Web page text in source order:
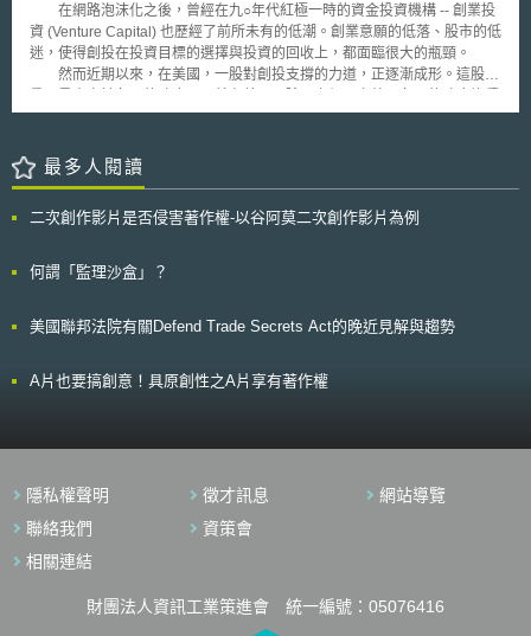
全性。 （7）人工智慧應採取適當技術與組織上的措施管理之：為了符合
GDPR第24條及第25條規定，聯邦資料保護監督機關應確認，控管者或處
理者採用適當的現有技術及組織措施予以保障個人資料。 綜上所述，
Hambacher宣言內容旨在要求，人工智慧在蒐集、處理及利用個人資料
和臉書一樣，作為資料處理的共同責任者。蓋管理者係運用臉書提供的設定
參數，將粉絲專頁的近用者資料蒐集處理，應該負共同責任。因此歐盟法院
判決，利用臉書平台經營粉絲專頁，並獲取臉書相關服務的管理者
（administrator），並不能免於個資保護法律的法遵義務。 另外依據德
機，審查公共機構粉絲頁面的合法性與是否遵守法律規定，並在必要時說服
Facebook調整資料保護。
在網路泡沫化之後，曾經在九○年代紅極一時的資金投資機構 -- 創業投
資 (Venture Capital) 也歷經了前所未有的低潮。創業意願的低落、股市的低
迷，使得創投在投資目標的選擇與投資的回收上，都面臨很大的瓶頸。
然而近期以來，在美國，一股對創投支撐的力道，正逐漸成形。這股力
極投入創投產業，希望透過創投的中介功能，發展產業。各州政府經由創投
等。 各州政府希望透過創投，發展當地的產業，並提供就業機會。在
這波的潮流之下，四十四個州所支持的 151 支創投基金，已為創投業者帶
最多人閱讀
二次創作影片是否侵害著作權-以谷阿莫二次創作影片為例
何謂「監理沙盒」？
美國聯邦法院有關Defend Trade Secrets Act的晚近見解與趨勢
A片也要搞創意！具原創性之A片享有著作權
隱私權聲明 徵才訊息
網站導覽
聯絡我們
資策會
相關連結
財團法人資訊工業策進會 統一編號：05076416